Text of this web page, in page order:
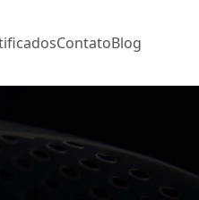
ContatoBlog